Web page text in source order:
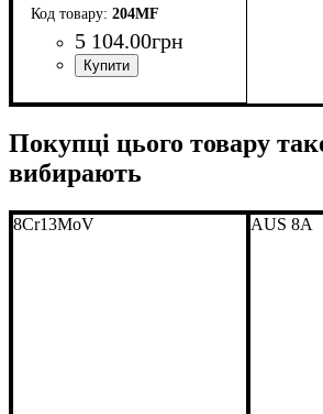
204MF
5 104.00грн
Покупці цього товару
вибирають
8Cr13MoV AUS 8A